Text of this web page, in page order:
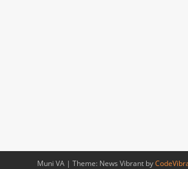
Muni VA | Theme: News Vibrant by